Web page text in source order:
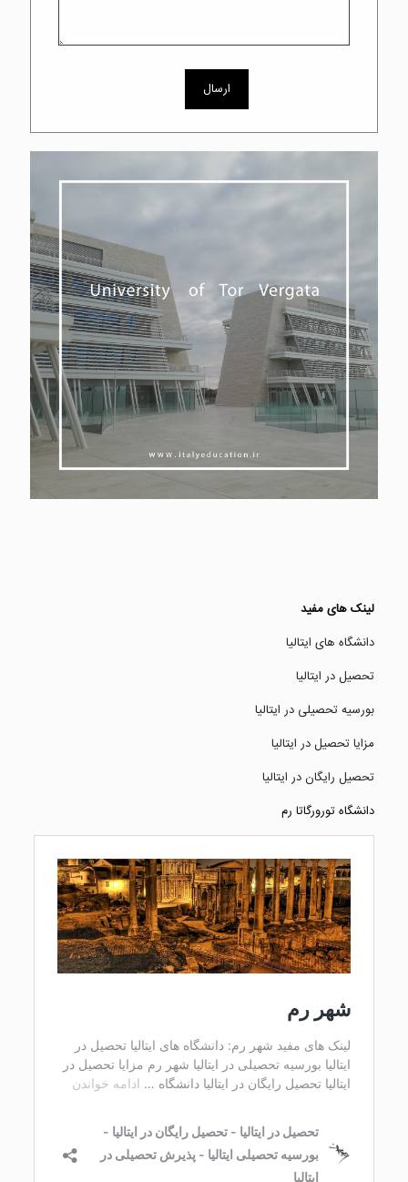
لینک های مفید
دانشگاه های ایتالیا
تحصیل در ایتالیا
بورسیه تحصیلی در ایتالیا
مزایا تحصیل در ایتالیا
تحصیل رایگان در ایتالیا
دانشگاه تورورگاتا رم